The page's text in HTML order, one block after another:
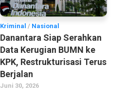
Kriminal / Nasional
Danantara Siap Serahkan
Data Kerugian BUMN ke
KPK, Restrukturisasi Terus
Berjalan
Juni 30, 2026